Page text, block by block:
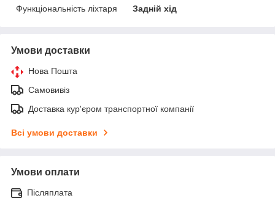
Функціональність ліхтаря
Задній хід
Умови доставки
Нова Пошта
Самовивіз
Доставка кур'єром транспортної компанії
Всі умови доставки
Умови оплати
Післяплата